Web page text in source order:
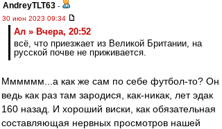
AndreyTLT63 -
30 июн 2023 09:34
Ал » Вчера, 20:52
всё, что приезжает из Великой Британии, на
русской почве не приживается.
Мммммм...а как же сам по себе футбол-то? Он
ведь как раз там зародися, как-никак, лет эдак
160 назад. И хороший виски, как обязательная
составляющая нервных просмотров нашей